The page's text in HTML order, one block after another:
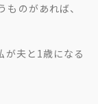
のがあれば、
が夫と1歳になる